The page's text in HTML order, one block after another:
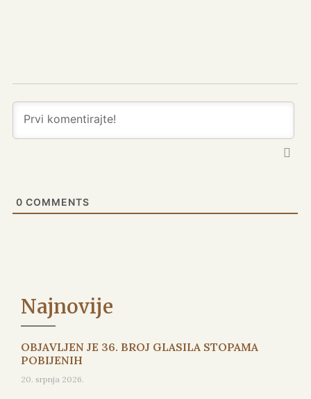
0 COMMENTS
Najnovije
OBJAVLJEN JE 36. BROJ GLASILA STOPAMA
POBIJENIH
20. srpnja 2026.